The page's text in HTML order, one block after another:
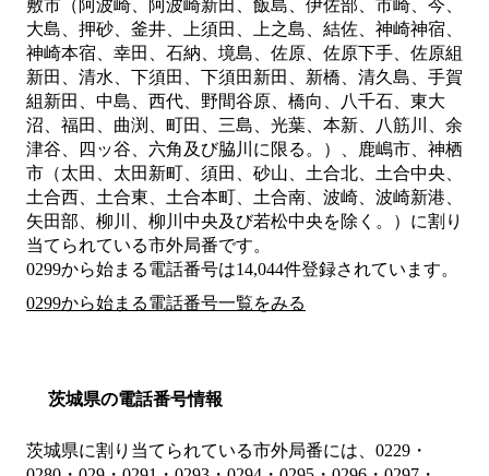
敷市（阿波崎、阿波崎新田、飯島、伊佐部、市崎、今、
大島、押砂、釜井、上須田、上之島、結佐、神崎神宿、
神崎本宿、幸田、石納、境島、佐原、佐原下手、佐原組
新田、清水、下須田、下須田新田、新橋、清久島、手賀
組新田、中島、西代、野間谷原、橋向、八千石、東大
沼、福田、曲渕、町田、三島、光葉、本新、八筋川、余
津谷、四ッ谷、六角及び脇川に限る。）、鹿嶋市、神栖
市（太田、太田新町、須田、砂山、土合北、土合中央、
土合西、土合東、土合本町、土合南、波崎、波崎新港、
矢田部、柳川、柳川中央及び若松中央を除く。） に割り
当てられている市外局番です。
0299から始まる電話番号は14,044件登録されています。
0299から始まる電話番号一覧をみる
茨城県の電話番号情報
茨城県に割り当てられている市外局番には、0229・